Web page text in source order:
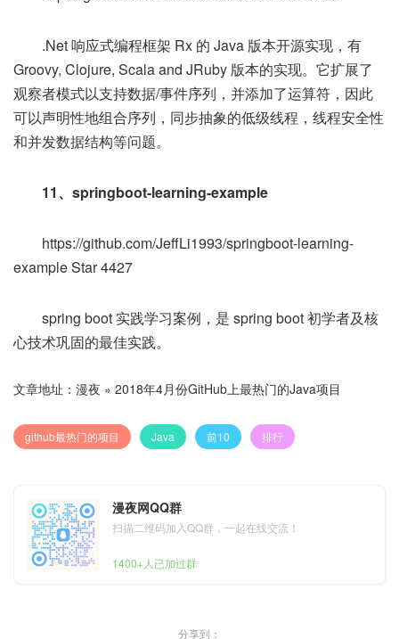
.Net 响应式编程框架 Rx 的 Java 版本开源实现，有
Groovy, Clojure, Scala and JRuby 版本的实现。它扩展了
观察者模式以支持数据/事件序列，并添加了运算符，因此
可以声明性地组合序列，同步抽象的低级线程，线程安全性
和并发数据结构等问题。
11、springboot-learning-example
https://github.com/JeffLi1993/springboot-learning-
example Star 4427
spring boot 实践学习案例，是 spring boot 初学者及核
心技术巩固的最佳实践。
文章地址： 漫夜 » 2018年4月份GitHub上最热门的Java项目
github最热门的项目 Java 前10 排行
漫夜网QQ群
扫描二维码加入QQ群，一起在线交流！
1400+人已加过群
分享到：